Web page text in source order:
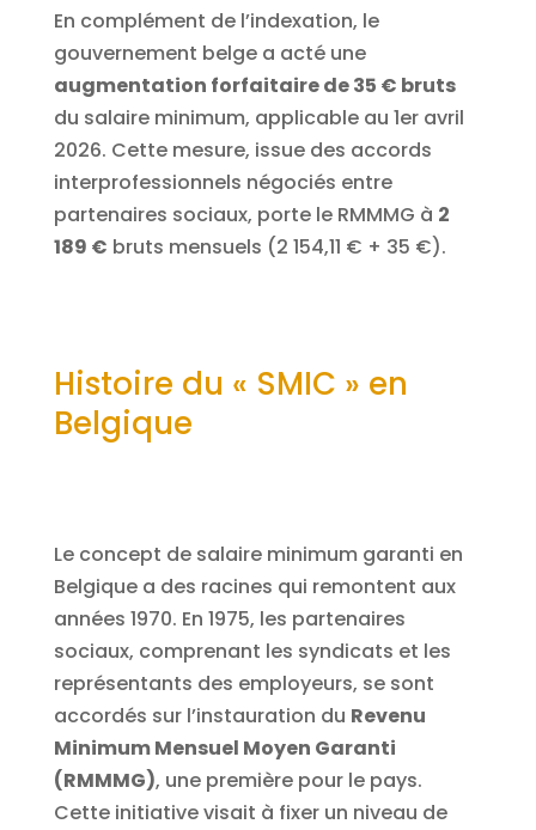
En complément de l’indexation, le
gouvernement belge a acté une
augmentation forfaitaire de 35 € bruts
du salaire minimum, applicable au 1er avril
2026. Cette mesure, issue des accords
interprofessionnels négociés entre
partenaires sociaux, porte le RMMMG à 2
189 € bruts mensuels (2 154,11 € + 35 €).
Histoire du « SMIC » en
Belgique
Le concept de salaire minimum garanti en
Belgique a des racines qui remontent aux
années 1970. En 1975, les partenaires
sociaux, comprenant les syndicats et les
représentants des employeurs, se sont
accordés sur l’instauration du Revenu
Minimum Mensuel Moyen Garanti
(RMMMG), une première pour le pays.
Cette initiative visait à fixer un niveau de